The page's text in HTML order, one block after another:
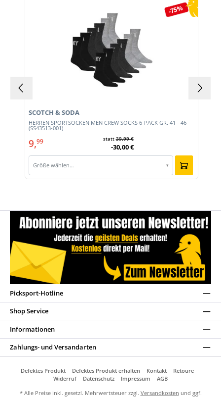
-75%
HERREN SPORTSOCKEN MEN CREW SOCKS 6-PACK GR. 41 - 46
(SS43513-001)
SCOTCH & SODA
9,99 statt39,99 €
-30,00 €
Größe wählen… ▾
Picksport-Hotline
Shop Service
Informationen
Zahlungs- und Versandarten
Defektes Produkt Defektes Produkt erhalten Kontakt
Retoure
Widerruf
Datenschutz Impressum
AGB
* Alle Preise inkl. gesetzl. Mehrwertsteuer zzgl. Versandkosten und ggf.